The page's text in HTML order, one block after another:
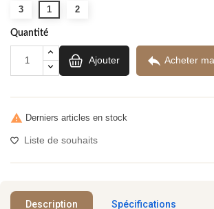
3 1 2
Quantité
Ajouter  Acheter
 Derniers articles en stock
Liste de souhaits
Description Spécifications